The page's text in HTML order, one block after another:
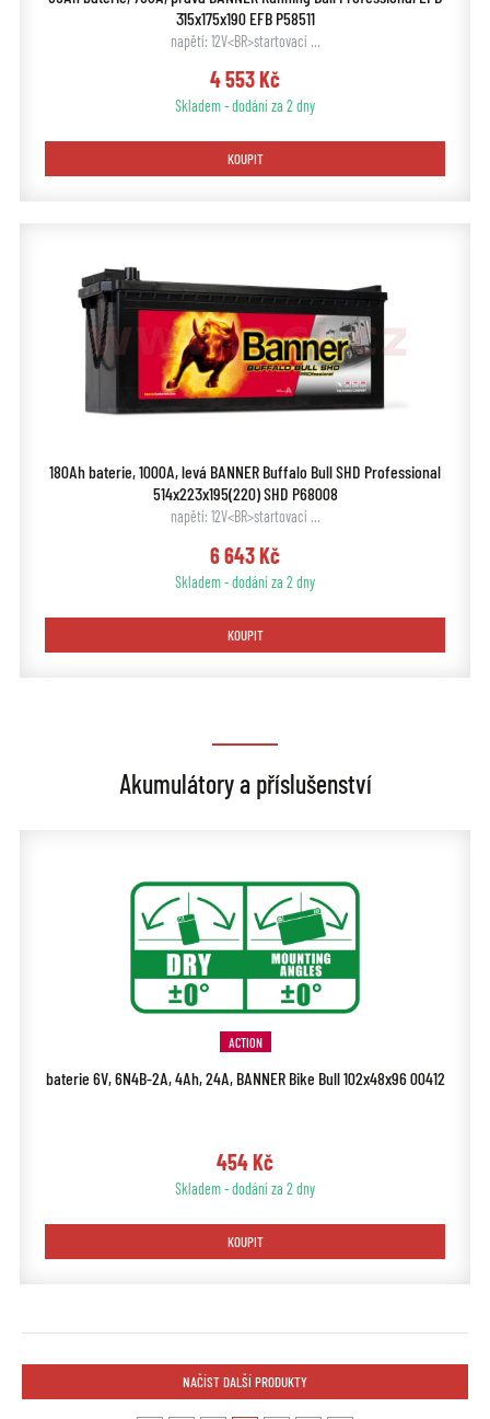
315x175x190 EFB P58511
napětí: 12V<BR>startovací …
4 553 Kč
Skladem - dodání za 2 dny
KOUPIT
180Ah baterie, 1000A, levá BANNER Buffalo Bull SHD Professional
514x223x195(220) SHD P68008
napětí: 12V<BR>startovací …
6 643 Kč
Skladem - dodání za 2 dny
KOUPIT
Akumulátory a příslušenství
baterie 6V, 6N4B-2A, 4Ah, 24A, BANNER Bike Bull 102x48x96 00412
ACTION
454 Kč
Skladem - dodání za 2 dny
KOUPIT
NAČÍST DALŠÍ PRODUKTY